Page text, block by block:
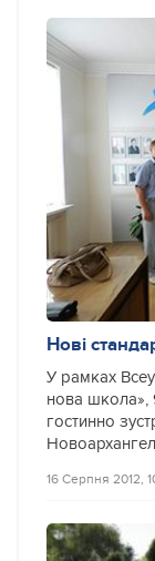
Нові
У рамках
нова школа»,
гостинно
16 Серпня 2012,